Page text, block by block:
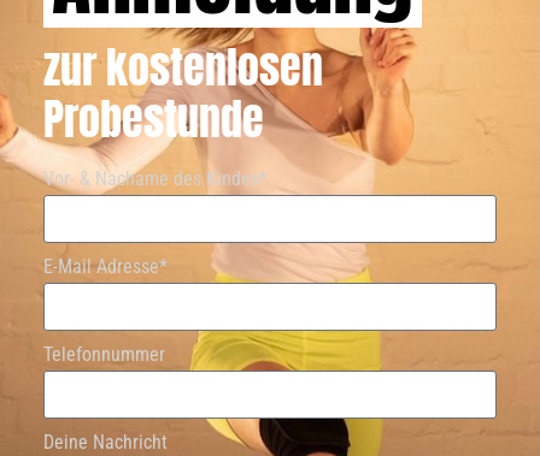
zur kostenlosen
Probestunde
Vor- & Nachame des Kindes*
E-Mail Adresse*
Telefonnummer
Deine Nachricht